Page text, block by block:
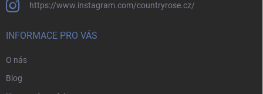
https://www.instagram.com/countryrose.cz/
INFORMACE PRO VÁS
O nás
Blog